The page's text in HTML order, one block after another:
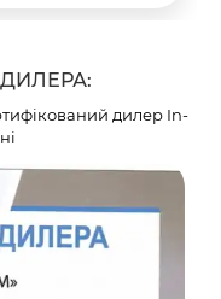
дилер In-